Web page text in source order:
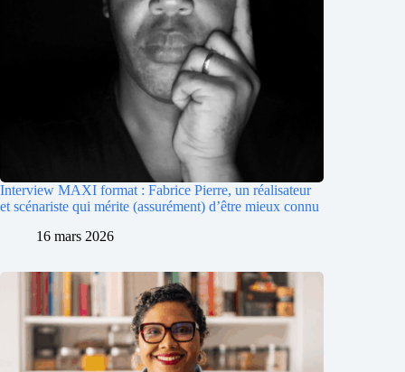
Interview MAXI format : Fabrice Pierre, un réalisateur
et scénariste qui mérite (assurément) d’être mieux connu
16 mars 2026